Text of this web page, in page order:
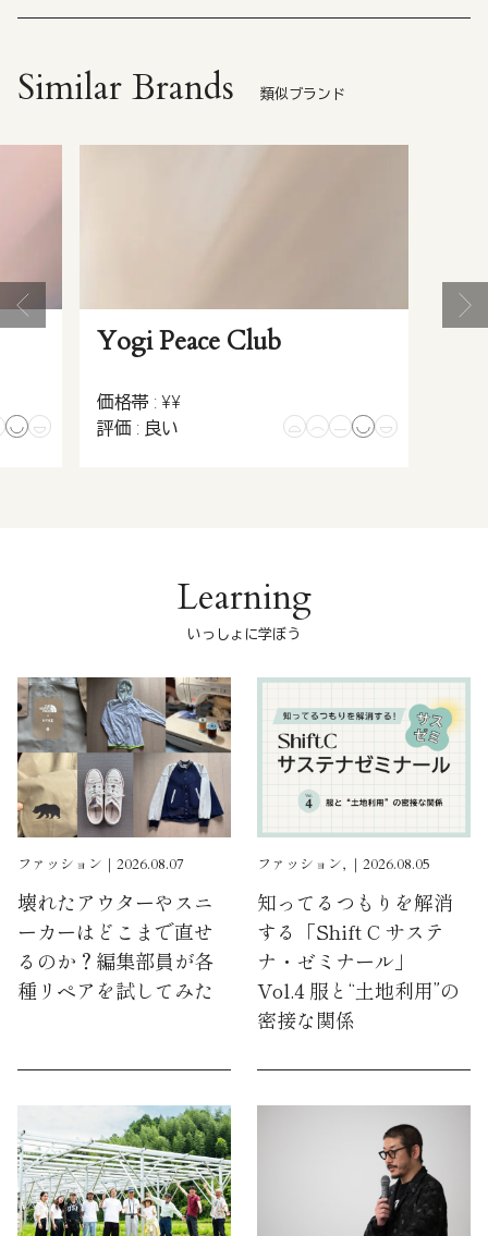
Similar Brands 類似ブランド
Yogi Peace Club
価格帯 : ¥¥
評価 : 良い
Learning
いっしょに学ぼう
ファッション｜2026.08.07
壊れたアウターやスニ
ーカーはどこまで直せ
るのか？編集部員が各
種リペアを試してみた
ファッション, ｜2026.08.05
知ってるつもりを解消
する「Shift C サステ
ナ・ゼミナール」
Vol.4 服と“土地利用”の
密接な関係